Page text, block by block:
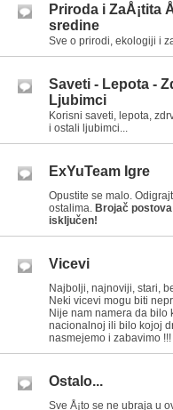
Priroda i ZaÅ¡tita
sredine
Sve o prirodi, ekologiji i
Saveti - Lepota -
Ljubimci
Korisni saveti, lepota,
i ostali ljubimci...
ExYuTeam Igre
Opustite se malo.
ostalima. Brojač
isključen!
Vicevi
Najbolji, najnoviji, stari,
Neki vicevi mogu biti
Nije nam namera da bilo
nacionalnoj ili bilo kojoj
nasmejemo i zabavimo !!!
Ostalo...
Sve Å¡to se ne ubraja u